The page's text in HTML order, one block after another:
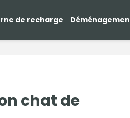
de recharge
chat de